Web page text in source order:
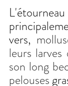
vers,
leurs larves
son long
pelouses